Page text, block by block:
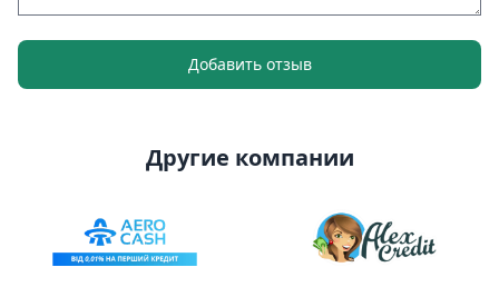
Добавить отзыв
Другие компании